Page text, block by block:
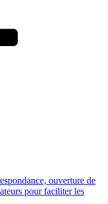
ouverture de
pour faciliter les